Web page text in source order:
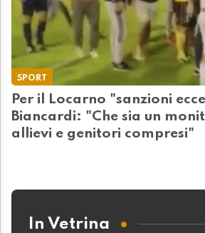
SPORT
Per il Locarno "sanzioni
Biancardi: "Che sia un
allievi e genitori compresi"
In Vetrina